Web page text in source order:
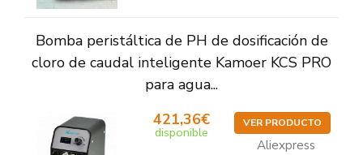
Bomba peristáltica de PH de dosificación de
cloro de caudal inteligente Kamoer KCS PRO
para agua...
421,36€
disponible
VER PRODUCTO
Aliexpress